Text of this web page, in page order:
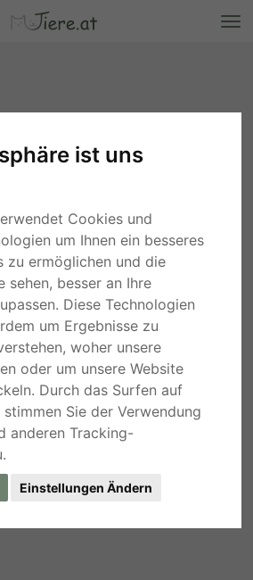
ist uns
Cookies und
um Ihnen ein besseres
zu ermöglichen und die
sehen, besser an Ihre
Diese Technologien
um Ergebnisse zu
woher unsere
oder um unsere Website
Durch das Surfen auf
Sie der Verwendung
anderen Tracking-
Einstellungen Ändern